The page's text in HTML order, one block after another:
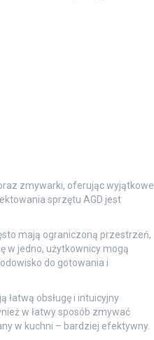
zmywarki, oferując wyjątkowe
sprzętu AGD jest
mają ograniczoną przestrzeń,
w jedno, użytkownicy mogą
do gotowania i
obsługę i intuicyjny
w łatwy sposób zmywać
w kuchni – bardziej efektywny.